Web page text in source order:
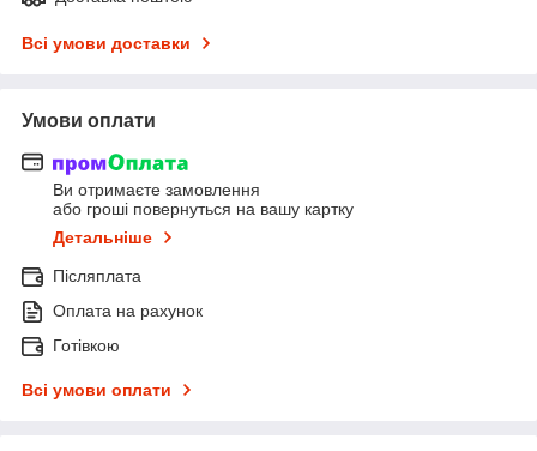
Всі умови доставки
Умови оплати
Ви отримаєте замовлення
або гроші повернуться на вашу картку
Детальніше
Післяплата
Оплата на рахунок
Готівкою
Всі умови оплати